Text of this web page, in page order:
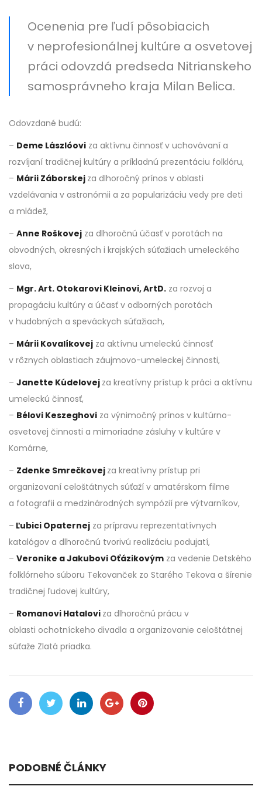
Ocenenia pre ľudí pôsobiacich
v neprofesionálnej kultúre a osvetovej
práci odovzdá predseda Nitrianskeho
samosprávneho kraja Milan Belica.
Odovzdané budú:
– Deme Lászlóovi za aktívnu činnosť v uchovávaní a
rozvíjaní tradičnej kultúry a príkladnú prezentáciu folklóru,
– Márii Záborskej za dlhoročný prínos v oblasti
vzdelávania v astronómii a za popularizáciu vedy pre deti
a mládež,
– Anne Roškovej za dlhoročnú účasť v porotách na
obvodných, okresných i krajských súťažiach umeleckého
slova,
– Mgr. Art. Otokarovi Kleinovi, ArtD. za rozvoj a
propagáciu kultúry a účasť v odborných porotách
v hudobných a speváckych súťažiach,
– Márii Kovalíkovej za aktívnu umeleckú činnosť
v rôznych oblastiach záujmovo-umeleckej činnosti,
– Janette Kúdelovej za kreatívny prístup k práci a aktívnu
umeleckú činnosť,
– Bélovi Keszeghovi za výnimočný prínos v kultúrno-
osvetovej činnosti a mimoriadne zásluhy v kultúre v
Komárne,
– Zdenke Smrečkovej za kreatívny prístup pri
organizovaní celoštátnych súťaží v amatérskom filme
a fotografii a medzinárodných sympózií pre výtvarníkov,
– Ľubici Opaternej za prípravu reprezentatívnych
katalógov a dlhoročnú tvorivú realizáciu podujatí,
– Veronike a Jakubovi Oťázikovým za vedenie Detského
folklórneho súboru Tekovanček zo Starého Tekova a šírenie
tradičnej ľudovej kultúry,
– Romanovi Hatalovi za dlhoročnú prácu v
oblasti ochotníckeho divadla a organizovanie celoštátnej
súťaže Zlatá priadka.
PODOBNÉ ČLÁNKY